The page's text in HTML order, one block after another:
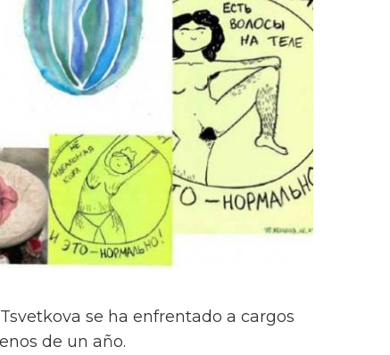
se ha enfrentado a cargos
de un año.